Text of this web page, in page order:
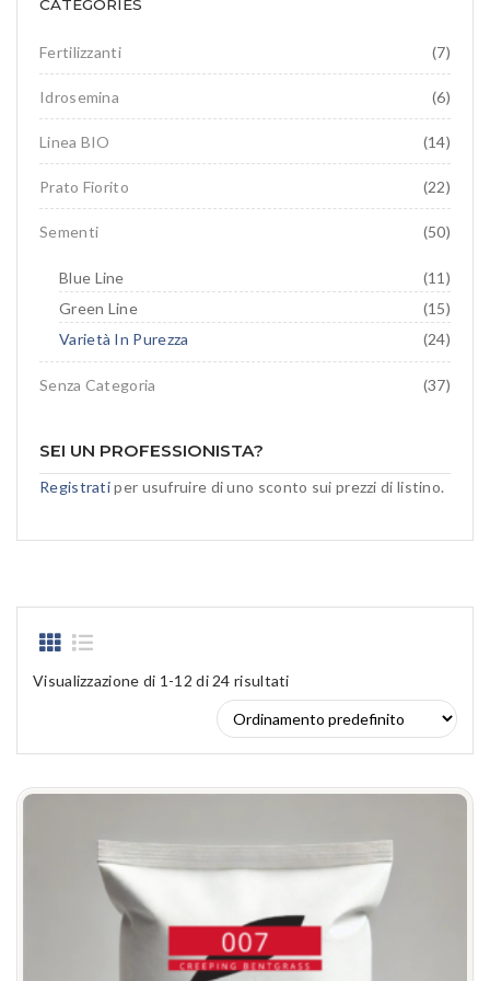
Prato fiorito
Paesaggio
Ornamentali
Speciali
Ripopolazione insetti
Idrosemina
RICHIEDI INFORMAZIONI
EN DE
CATEGORIES
Fertilizzanti (7)
Idrosemina (6)
Linea BIO (14)
Prato Fiorito (22)
Sementi (50)
Blue Line
(11)
Green Line
(15)
Varietà In Purezza
(24)
Senza Categoria (37)
SEI UN PROFESSIONISTA?
Registratiper usufruire di uno sconto sui prezzi di listino.
Visualizzazione di 1-12 di 24 risultati